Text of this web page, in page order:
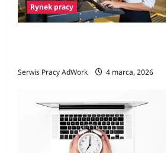
Rynek pracy
Serwis Pracy AdWork 4 marca, 2026